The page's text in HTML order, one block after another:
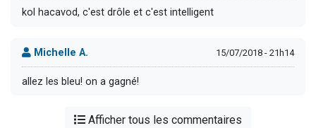
kol hacavod, c'est drôle et c'est intelligent
Michelle A. 15/07/2018 - 21h14
allez les bleu! on a gagné!
Afficher tous les commentaires